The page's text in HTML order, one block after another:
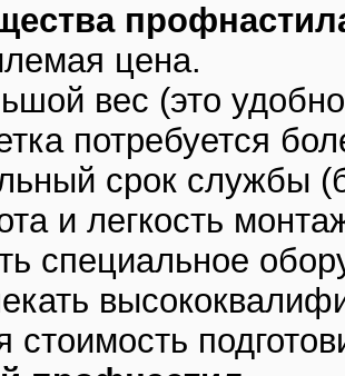
цена.
вес (это
потребуется
срок службы
и легкость
специальное
стоимость